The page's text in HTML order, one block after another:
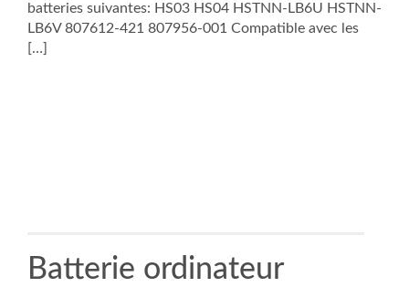
batteries suivantes: HS03 HS04 HSTNN-LB6U HSTNN-
LB6V 807612-421 807956-001 Compatible avec les
[…]
Batterie ordinateur